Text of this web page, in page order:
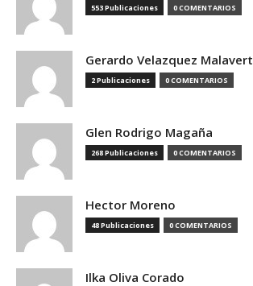
553 Publicaciones 0 COMENTARIOS
Gerardo Velazquez Malavert
2 Publicaciones 0 COMENTARIOS
Glen Rodrigo Magaña
268 Publicaciones 0 COMENTARIOS
Hector Moreno
48 Publicaciones 0 COMENTARIOS
Ilka Oliva Corado